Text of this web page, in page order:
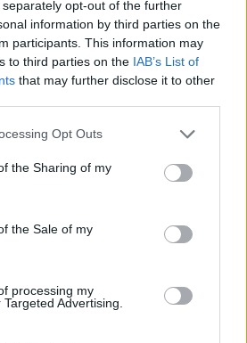
opt-out of the further
information by third parties on the
participants. This information may
to third parties on the IAB’s List of
that may further disclose it to other
Opt Outs
the Sharing of my
the Sale of my
processing my
Advertising.
maior festa dos oliveirenses